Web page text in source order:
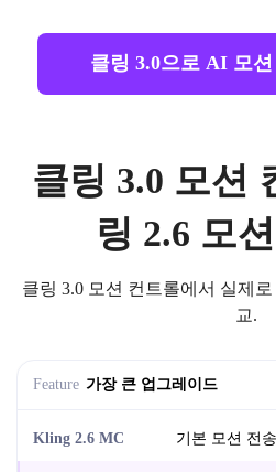
클링 3.0으로 AI 모션
클링 3.0 모션
링 2.6 모
클링 3.0 모션 컨트롤에서 실제
교.
가장 큰 업그레이드
기본 모션 전송